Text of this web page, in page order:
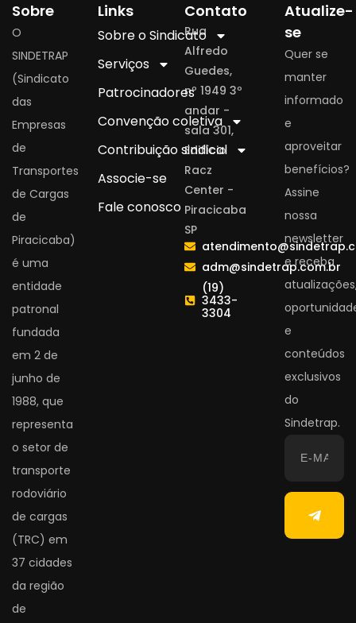
Sobre
O
SINDETRAP
(Sindicato
das
Empresas
de
Transportes
de Cargas
de
Piracicaba)
é uma
entidade
patronal
fundada
em 2 de
junho de
1988, que
representa
o setor de
transporte
rodoviário
de cargas
(TRC) em
37 cidades
da região
de
Links
Sobre o Sindicato
Serviços
Patrocinadores
Convenção coletiva
Contribuição sindical
Associe-se
Fale conosco
Contato
Rua
Alfredo
Guedes,
nº 1949 3º
andar -
sala 301,
Edifício
Racz
Center -
Piracicaba
SP
adm@sindetrap.com.br
(19)
3433-
3304
Atualize-
se
Quer se
manter
informado
e
aproveitar
benefícios?
Assine
nossa
newsletter
e receba
e
conteúdos
exclusivos
do
Sindetrap.